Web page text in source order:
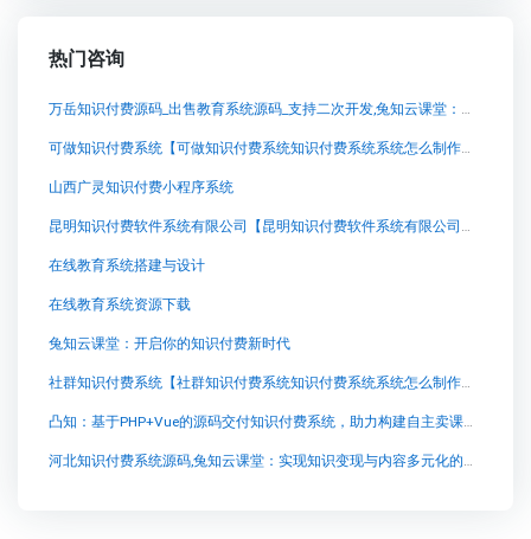
热门咨询
万岳知识付费源码_出售教育系统源码_支持二次开发,兔知云课堂：知乎Live的竞争对手，引领知识付费新潮流
可做知识付费系统【可做知识付费系统知识付费系统系统怎么制作，知识付费系统搭建使用教程】
山西广灵知识付费小程序系统
昆明知识付费软件系统有限公司【昆明知识付费软件系统有限公司知识付费系统系统怎么制作，知识付费系统搭建使用教程】
在线教育系统搭建与设计
在线教育系统资源下载
兔知云课堂：开启你的知识付费新时代
社群知识付费系统【社群知识付费系统知识付费系统系统怎么制作，知识付费系统搭建使用教程】
凸知：基于PHP+Vue的源码交付知识付费系统，助力构建自主卖课平台
河北知识付费系统源码,兔知云课堂：实现知识变现与内容多元化的最佳选择